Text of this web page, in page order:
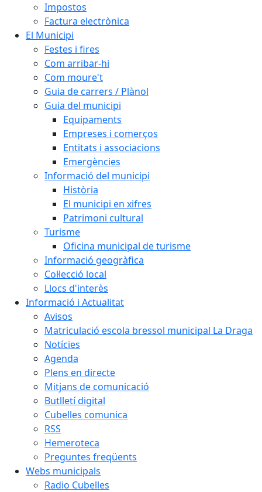
Impostos
Factura electrònica
El Municipi
Festes i fires
Com arribar-hi
Com moure't
Guia de carrers / Plànol
Guia del municipi
Equipaments
Empreses i comerços
Entitats i associacions
Emergències
Informació del municipi
Història
El municipi en xifres
Patrimoni cultural
Turisme
Oficina municipal de turisme
Informació geogràfica
Col·lecció local
Llocs d'interès
Informació i Actualitat
Avisos
Matriculació escola bressol municipal La Draga
Notícies
Agenda
Plens en directe
Mitjans de comunicació
Butlletí digital
Cubelles comunica
RSS
Hemeroteca
Preguntes freqüents
Webs municipals
Radio Cubelles